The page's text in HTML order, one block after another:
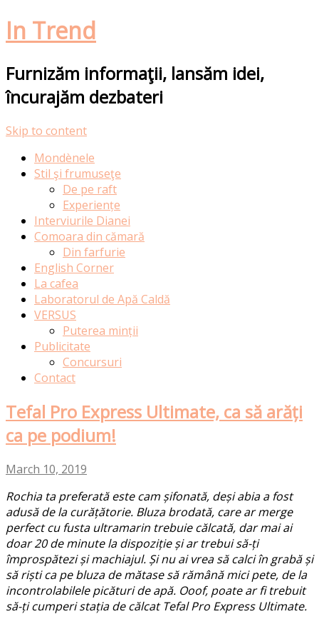
In Trend
Furnizăm informaţii, lansăm idei,
încurajăm dezbateri
Skip to content
Mondènele
Stil şi frumuseţe
De pe raft
Experiențe
Interviurile Dianei
Comoara din cămară
Din farfurie
English Corner
La cafea
Laboratorul de Apă Caldă
VERSUS
Puterea minții
Publicitate
Concursuri
Contact
Tefal Pro Express Ultimate, ca să arăți
ca pe podium!
March 10, 2019
Rochia ta preferată este cam șifonată, deși abia a fost
adusă de la curățătorie. Bluza brodată, care ar merge
perfect cu fusta ultramarin trebuie călcată, dar mai ai
doar 20 de minute la dispoziție și ar trebui să-ți
împrospătezi și machiajul. Și nu ai vrea să calci în grabă și
să riști ca pe bluza de mătase să rămână mici pete, de la
incontrolabilele picături de apă. Ooof, poate ar fi trebuit
să-ți cumperi stația de călcat Tefal Pro Express Ultimate.